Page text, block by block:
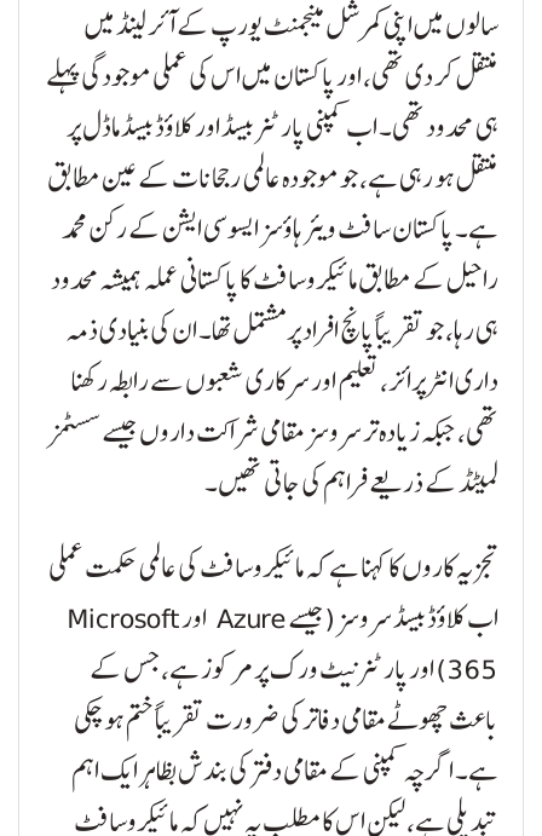
سالوں میں اپنی کمرشل مینجمنٹ یورپ کے آئرلینڈ میں
منتقل کر دی تھی، اور پاکستان میں اس کی عملی موجودگی پہلے
ہی محدود تھی۔ اب کمپنی پارٹنر بیسڈ اور کلاؤڈ بیسڈ ماڈل پر
منتقل ہو رہی ہے، جو موجودہ عالمی رجحانات کے عین مطابق
ہے۔ پاکستان سافٹ ویئر ہاؤسز ایسوسی ایشن کے رکن محمد
راحیل کے مطابق مائیکروسافٹ کا پاکستانی عملہ ہمیشہ محدود
ہی رہا، جو تقریباً پانچ افراد پر مشتمل تھا۔ ان کی بنیادی ذمہ
داری انٹرپرائز، تعلیم اور سرکاری شعبوں سے رابطہ رکھنا
تھی، جبکہ زیادہ تر سروسز مقامی شراکت داروں جیسے سسٹمز
لمیٹڈ کے ذریعے فراہم کی جاتی تھیں۔
تجزیہ کاروں کا کہنا ہے کہ مائیکروسافٹ کی عالمی حکمت عملی
اب کلاؤڈ بیسڈ سروسز (جیسے Azure اور Microsoft
365) اور پارٹنر نیٹ ورک پر مرکوز ہے، جس کے
باعث چھوٹے مقامی دفاتر کی ضرورت تقریباً ختم ہو چکی
ہے۔ اگرچہ کمپنی کے مقامی دفتر کی بندش بظاہر ایک اہم
تبدیلی ہے، لیکن اس کا مطلب یہ نہیں کہ مائیکروسافٹ